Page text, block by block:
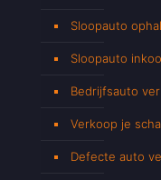
Sloopauto
Sloopauto
Bedrijfsauto
Verkoop je
Defecte auto